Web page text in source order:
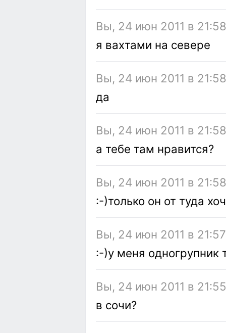
Вы, 24 июн 2011 в
я вахтами на севере
Вы, 24 июн 2011 в
да
Вы, 24 июн 2011 в
а тебе там нравится?
Вы, 24 июн 2011 в
:-)только он от туда
Вы, 24 июн 2011 в
:-)у меня одногрупник
Вы, 24 июн 2011 в
в сочи?